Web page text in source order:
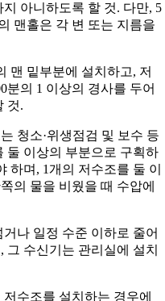
아니하도록 할 것. 다만, 5
맨홀은 각 변 또는 지름을
맨 밑부분에 설치하고, 저
분의 1 이상의 경사를 두어
것.
청소·위생점검 및 보수 등
둘 이상의 부분으로 구획하
하며, 1개의 저수조를 둘 이
의 물을 비웠을 때 수압에
나 일정 수준 이하로 줄어
수신기는 관리실에 설치
수조를 설치하는 경우에